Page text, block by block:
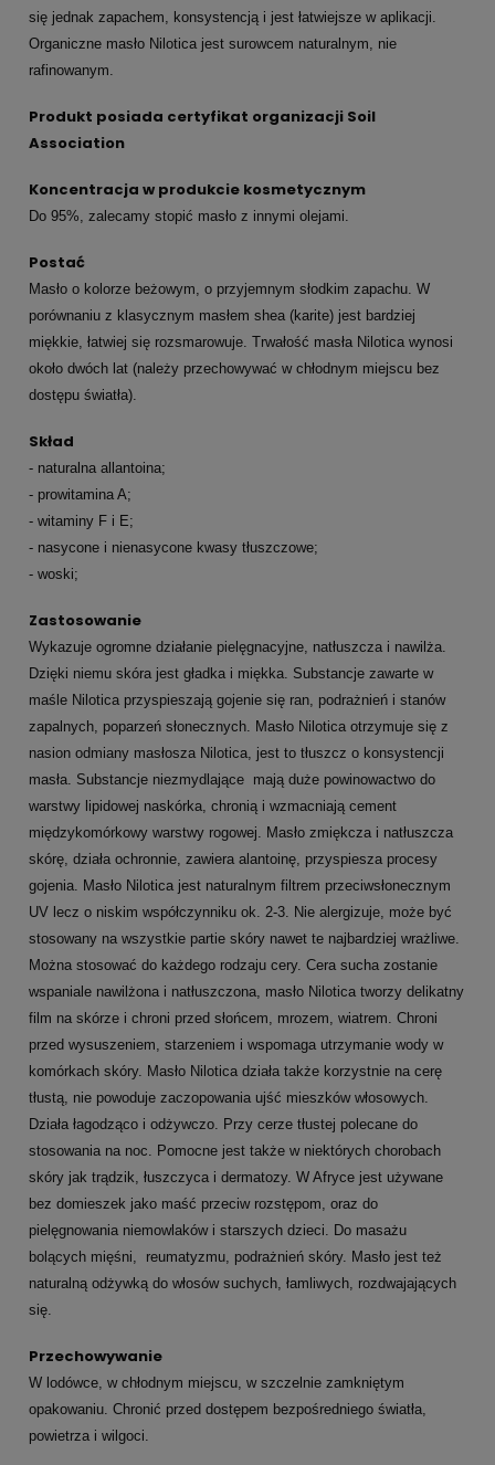
się jednak zapachem, konsystencją i jest łatwiejsze w aplikacji.
Organiczne masło Nilotica jest surowcem naturalnym, nie
rafinowanym.
Produkt posiada certyfikat organizacji Soil
Association
Koncentracja w produkcie kosmetycznym
Do 95%, zalecamy stopić masło z innymi olejami.
Postać
Masło o kolorze beżowym, o przyjemnym słodkim zapachu. W
porównaniu z klasycznym masłem shea (karite) jest bardziej
miękkie, łatwiej się rozsmarowuje. Trwałość masła Nilotica wynosi
około dwóch lat (należy przechowywać w chłodnym miejscu bez
dostępu światła).
Skład
- naturalna allantoina;
- prowitamina A;
- witaminy F i E;
- nasycone i nienasycone kwasy tłuszczowe;
- woski;
Zastosowanie
Wykazuje ogromne działanie pielęgnacyjne, natłuszcza i nawilża.
Dzięki niemu skóra jest gładka i miękka. Substancje zawarte w
maśle Nilotica przyspieszają gojenie się ran, podrażnień i stanów
zapalnych, poparzeń słonecznych. Masło Nilotica otrzymuje się z
nasion odmiany masłosza Nilotica, jest to tłuszcz o konsystencji
masła. Substancje niezmydlające mają duże powinowactwo do
warstwy lipidowej naskórka, chronią i wzmacniają cement
międzykomórkowy warstwy rogowej. Masło zmiękcza i natłuszcza
skórę, działa ochronnie, zawiera alantoinę, przyspiesza procesy
gojenia. Masło Nilotica jest naturalnym filtrem przeciwsłonecznym
UV lecz o niskim współczynniku ok. 2-3. Nie alergizuje, może być
stosowany na wszystkie partie skóry nawet te najbardziej wrażliwe.
Można stosować do każdego rodzaju cery. Cera sucha zostanie
wspaniale nawilżona i natłuszczona, masło Nilotica tworzy delikatny
film na skórze i chroni przed słońcem, mrozem, wiatrem. Chroni
przed wysuszeniem, starzeniem i wspomaga utrzymanie wody w
komórkach skóry. Masło Nilotica działa także korzystnie na cerę
tłustą, nie powoduje zaczopowania ujść mieszków włosowych.
Działa łagodząco i odżywczo. Przy cerze tłustej polecane do
stosowania na noc. Pomocne jest także w niektórych chorobach
skóry jak trądzik, łuszczyca i dermatozy. W Afryce jest używane
bez domieszek jako maść przeciw rozstępom, oraz do
pielęgnowania niemowlaków i starszych dzieci. Do masażu
bolących mięśni, reumatyzmu, podrażnień skóry. Masło jest też
naturalną odżywką do włosów suchych, łamliwych, rozdwajających
się.
Przechowywanie
W lodówce, w chłodnym miejscu, w szczelnie zamkniętym
opakowaniu. Chronić przed dostępem bezpośredniego światła,
powietrza i wilgoci.